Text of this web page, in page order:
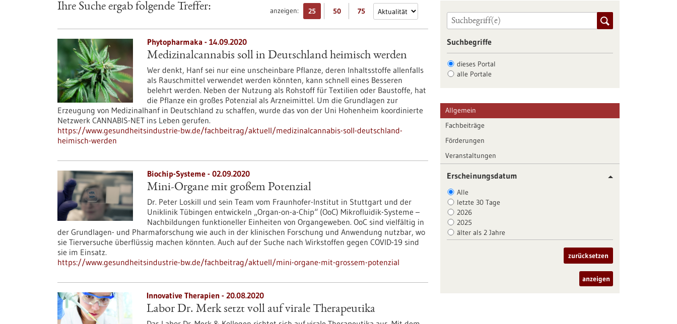
anzeigen: 25 50 75
Ihre Suche ergab folgende Treffer:
Phytopharmaka - 14.09.2020
Medizinalcannabis soll in Deutschland heimisch werden
Wer denkt, Hanf sei nur eine unscheinbare Pflanze, deren Inhaltsstoffe allenfalls
als Rauschmittel verwendet werden könnten, kann schnell eines Besseren
belehrt werden. Neben der Nutzung als Rohstoff für Textilien oder Baustoffe, hat
die Pflanze ein großes Potenzial als Arzneimittel. Um die Grundlagen zur
Erzeugung von Medizinalhanf in Deutschland zu schaffen, wurde das von der Uni Hohenheim koordinierte
Netzwerk CANNABIS-NET ins Leben gerufen.
https://www.gesundheitsindustrie-bw.de/fachbeitrag/aktuell/medizinalcannabis-soll-deutschland-
heimisch-werden
Biochip-Systeme - 02.09.2020
Mini-Organe mit großem Potenzial
Dr. Peter Loskill und sein Team vom Fraunhofer-Institut in Stuttgart und der
Uniklinik Tübingen entwickeln „Organ-on-a-Chip“ (OoC) Mikrofluidik-Systeme –
Nachbildungen funktioneller Einheiten von Organgeweben. OoC sind vielfältig in
der Grundlagen- und Pharmaforschung wie auch in der klinischen Forschung und Anwendung nutzbar, wo
sie Tierversuche überflüssig machen könnten. Auch auf der Suche nach Wirkstoffen gegen COVID-19 sind
sie im Einsatz.
https://www.gesundheitsindustrie-bw.de/fachbeitrag/aktuell/mini-organe-mit-grossem-potenzial
Innovative Therapien - 20.08.2020
Labor Dr. Merk setzt voll auf virale Therapeutika
Suchbegriffe
dieses Portal
alle Portale
Allgemein
Fachbeiträge
Förderungen
Veranstaltungen
Erscheinungsdatum
Alle
letzte 30 Tage
2026
2025
älter als 2 Jahre
zurücksetzen
anzeigen